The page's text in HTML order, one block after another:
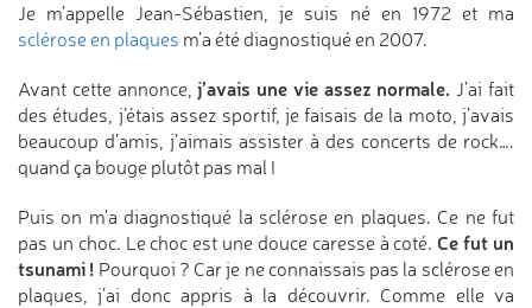
Je m’appelle Jean-Sébastien, je suis né en 1972 et ma
sclérose en plaques m’a été diagnostiqué en 2007.
Avant cette annonce,j’avais une vie assez normale. J’ai fait
des études, j’étais assez sportif, je faisais de la moto, j’avais
beaucoup d’amis, j’aimais assister à des concerts de rock….
quand ça bouge plutôt pas mal !
Puis on m'a diagnostiqué la sclérose en plaques. Ce ne fut
pas un choc. Le choc est une douce caresse à coté.Ce fut un
tsunami ! Pourquoi ? Car je ne connaissais pas la sclérose en
plaques, j’ai donc appris à la découvrir. Comme elle va